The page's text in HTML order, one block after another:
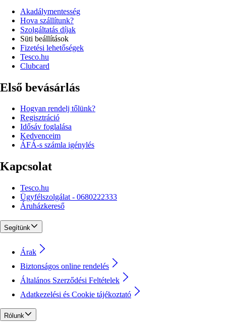
Akadálymentesség
Hova szállítunk?
Szolgáltatás díjak
Süti beállítások
Fizetési lehetőségek
Tesco.hu
Clubcard
Első bevásárlás
Hogyan rendelj tőlünk?
Regisztráció
Idősáv foglalása
Kedvenceim
ÁFÁ-s számla igénylés
Kapcsolat
Tesco.hu
Ügyfélszolgálat - 0680222333
Áruházkereső
Segítünk
Árak
Biztonságos online rendelés
Általános Szerződési Feltételek
Adatkezelési és Cookie tájékoztató
Rólunk